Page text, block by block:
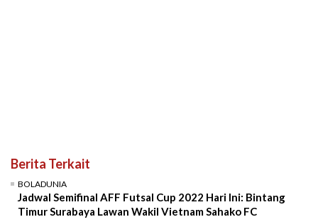
Berita Terkait
BOLADUNIA
Jadwal Semifinal AFF Futsal Cup 2022 Hari Ini: Bintang
Timur Surabaya Lawan Wakil Vietnam Sahako FC